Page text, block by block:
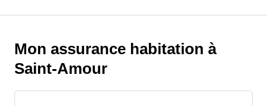
Mon assurance habitation à
Saint-Amour